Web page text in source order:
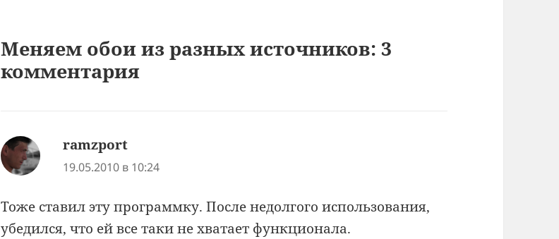
Меняем обои из разных источников: 3
комментария
ramzport
19.05.2010 в 10:24
Тоже ставил эту программку. После недолгого использования,
убедился, что ей все таки не хватает функционала.